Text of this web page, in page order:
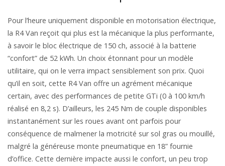
Pour l’heure uniquement disponible en motorisation électrique,
la R4 Van reçoit qui plus est la mécanique la plus performante,
à savoir le bloc électrique de 150 ch, associé à la batterie
“confort” de 52 kWh. Un choix étonnant pour un modèle
utilitaire, qui on le verra impact sensiblement son prix. Quoi
qu’il en soit, cette R4 Van offre un agrément mécanique
certain, avec des performances de petite GTi (0 à 100 km/h
réalisé en 8,2 s). D’ailleurs, les 245 Nm de couple disponibles
instantanément sur les roues avant ont parfois pour
conséquence de malmener la motricité sur sol gras ou mouillé,
malgré la généreuse monte pneumatique en 18” fournie
d’office. Cette dernière impacte aussi le confort, un peu trop